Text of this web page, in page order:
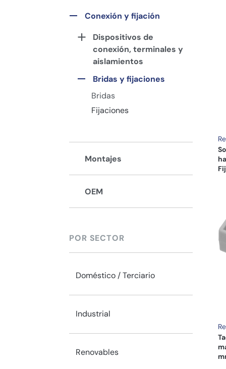
Conexión y fijación
Dispositivos de
conexión, terminales y
aislamientos
Bridas y fijaciones
Bridas
Fijaciones
Montajes
OEM
POR SECTOR
Doméstico / Terciario
Industrial
Renovables